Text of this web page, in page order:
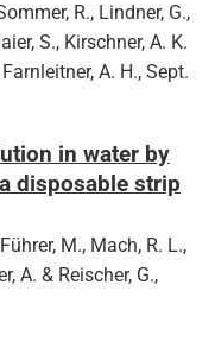
R., Lindner, G.,
S., Kirschner, A. K.
A. H., Sept.
in water by
disposable strip
M., Mach, R. L.,
A. & Reischer, G.,